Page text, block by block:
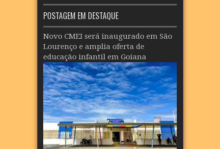
POSTAGEM EM DESTAQUE
Novo CMEI será inaugurado em São
Lourenço e amplia oferta de
educação infantil em Goiana